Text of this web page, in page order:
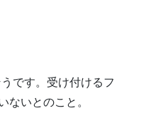
です。受け付けるフ
ないとのこと。